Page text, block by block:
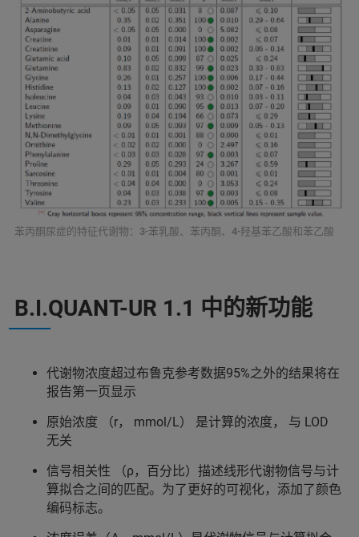
苯丙酮尿症的特征代谢物：3-苯乳酸、苯丙酮、4-羟基苯乙酸和苯乙酸
B.I.QUANT-UR 1.1 中的新功能
代谢物浓度超过布鲁克参考数据95%之外的结果将在
报告第一页显示
原始浓度 （r， mmol/L） 是计算的浓度， 与 LOD
无关
信号相关性 （ρ，百分比）描述线形代谢物信号与计
算拟合之间的匹配。为了更好的可视化，添加了颜色
编码标志。